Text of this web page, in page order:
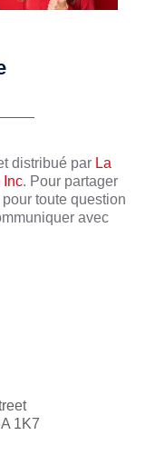
distribué par La
Inc. Pour partager
toute question
avec
1K7